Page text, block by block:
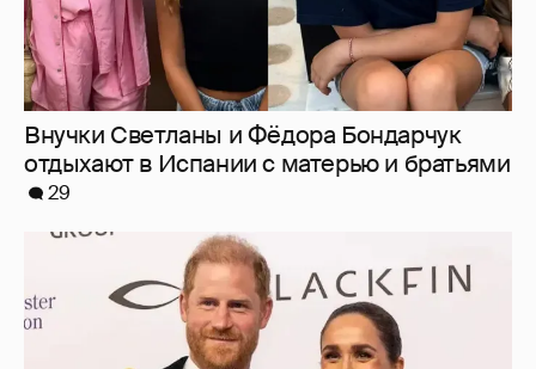
Внучки Светланы и Фёдора Бондарчук
отдыхают в Испании с матерью и братьями
29